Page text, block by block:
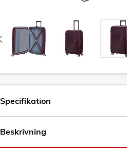
Specifikation
Beskrivning